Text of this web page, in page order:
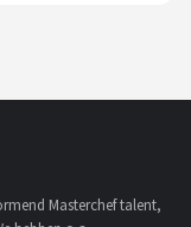
Masterchef talent,